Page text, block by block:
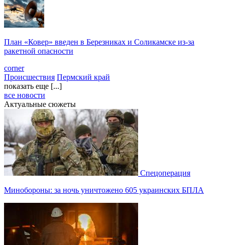
План «Ковер» введен в Березниках и Соликамске из-за
ракетной опасности
corner
Происшествия Пермский край
показать еще [...]
все новости
Актуальные сюжеты
Спецоперация
Минобороны: за ночь уничтожено 605 украинских БПЛА